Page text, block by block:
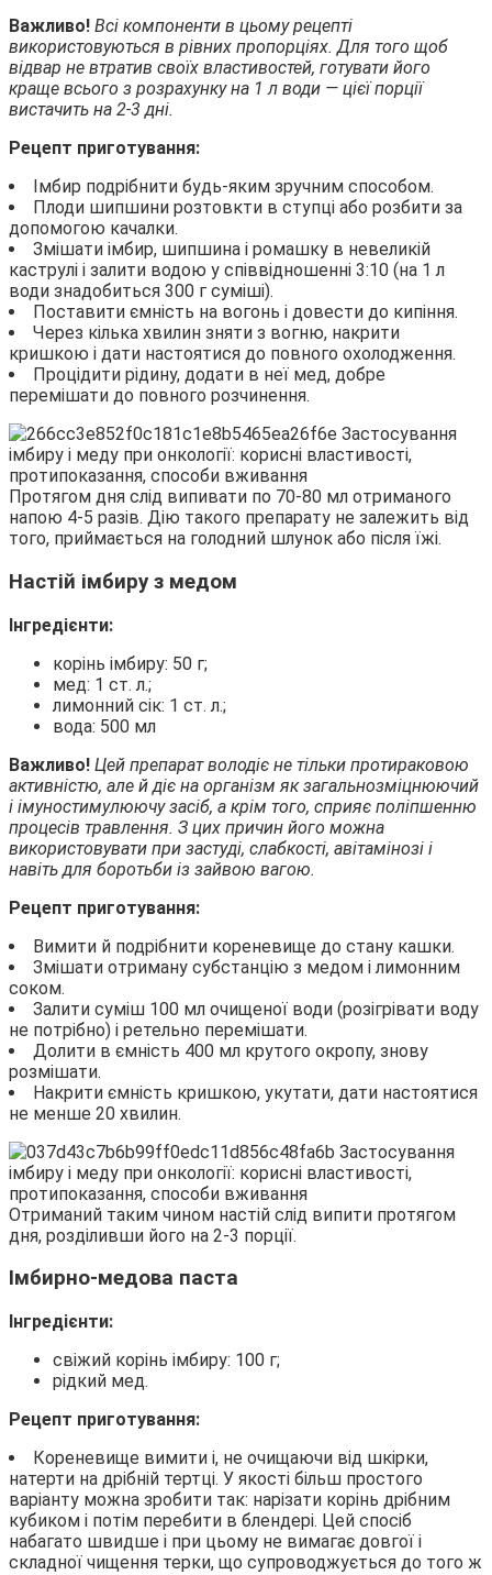
Важливо! Всі компоненти в цьому рецепті
використовуються в рівних пропорціях. Для того щоб
відвар не втратив своїх властивостей, готувати його
краще всього з розрахунку на 1 л води — цієї порції
вистачить на 2-3 дні.
Рецепт приготування:
Імбир подрібнити будь-яким зручним способом.
Плоди шипшини розтовкти в ступці або розбити за
допомогою качалки.
Змішати імбир, шипшина і ромашку в невеликій
каструлі і залити водою у співвідношенні 3:10 (на 1 л
води знадобиться 300 г суміші).
Поставити ємність на вогонь і довести до кипіння.
Через кілька хвилин зняти з вогню, накрити
кришкою і дати настоятися до повного охолодження.
Процідити рідину, додати в неї мед, добре
перемішати до повного розчинення.
Протягом дня слід випивати по 70-80 мл отриманого
напою 4-5 разів. Дію такого препарату не залежить від
того, приймається на голодний шлунок або після їжі.
Настій імбиру з медом
Інгредієнти:
корінь імбиру: 50 г;
мед: 1 ст. л.;
лимонний сік: 1 ст. л.;
вода: 500 мл
Важливо! Цей препарат володіє не тільки протираковою
активністю, але й діє на організм як загальнозміцнюючий
і імуностимулюючу засіб, а крім того, сприяє поліпшенню
процесів травлення. З цих причин його можна
використовувати при застуді, слабкості, авітамінозі і
навіть для боротьби із зайвою вагою.
Рецепт приготування:
Вимити й подрібнити кореневище до стану кашки.
Змішати отриману субстанцію з медом і лимонним
соком.
Залити суміш 100 мл очищеної води (розігрівати воду
не потрібно) і ретельно перемішати.
Долити в ємність 400 мл крутого окропу, знову
розмішати.
Накрити ємність кришкою, укутати, дати настоятися
не менше 20 хвилин.
Отриманий таким чином настій слід випити протягом
дня, розділивши його на 2-3 порції.
Імбирно-медова паста
Інгредієнти:
свіжий корінь імбиру: 100 г;
рідкий мед.
Рецепт приготування:
Кореневище вимити і, не очищаючи від шкірки,
натерти на дрібній тертці. У якості більш простого
варіанту можна зробити так: нарізати корінь дрібним
кубиком і потім перебити в блендері. Цей спосіб
набагато швидше і при цьому не вимагає довгої і
складної чищення терки, що супроводжується до того ж